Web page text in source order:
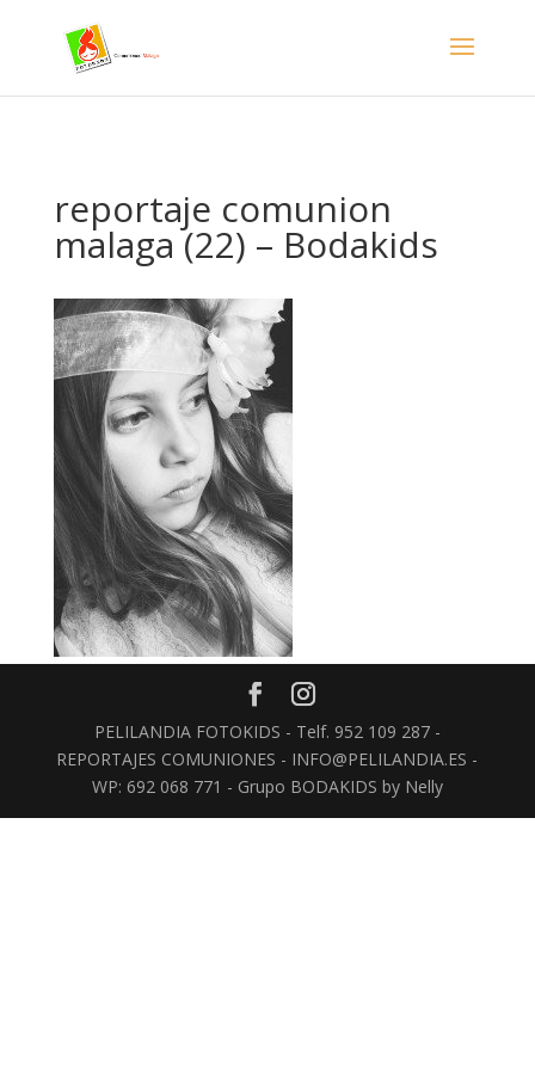
reportaje comunion
malaga (22) – Bodakids
PELILANDIA FOTOKIDS - Telf. 952 109 287 -
REPORTAJES COMUNIONES - INFO@PELILANDIA.ES -
WP: 692 068 771 - Grupo BODAKIDS by Nelly